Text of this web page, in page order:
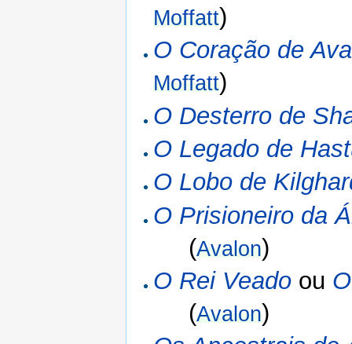
Moffatt)
O Coração de
Moffatt)
O Desterro de
O Legado de
O Lobo de
O Prisioneiro da
(Avalon)
O Rei Veado ou
(Avalon)